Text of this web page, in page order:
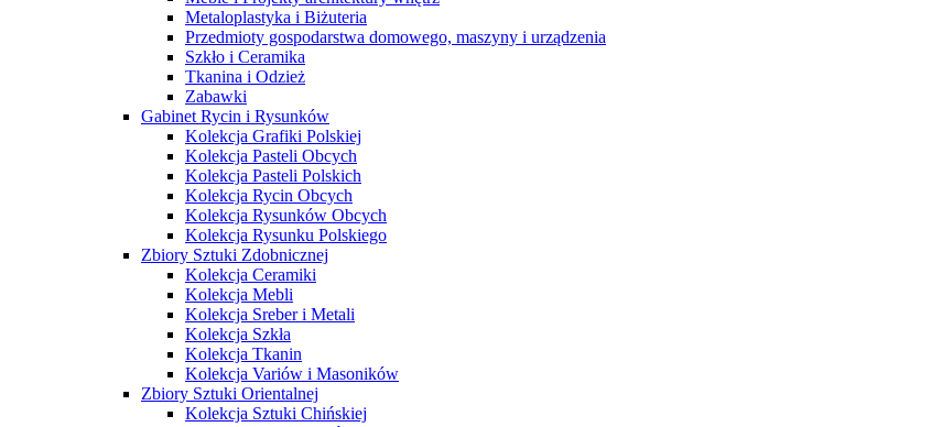
Metaloplastyka i Biżuteria
Przedmioty gospodarstwa domowego, maszyny i urządzenia
Szkło i Ceramika
Tkanina i Odzież
Zabawki
Gabinet Rycin i Rysunków
Kolekcja Grafiki Polskiej
Kolekcja Pasteli Obcych
Kolekcja Pasteli Polskich
Kolekcja Rycin Obcych
Kolekcja Rysunków Obcych
Kolekcja Rysunku Polskiego
Zbiory Sztuki Zdobnicznej
Kolekcja Ceramiki
Kolekcja Mebli
Kolekcja Sreber i Metali
Kolekcja Szkła
Kolekcja Tkanin
Kolekcja Variów i Masoników
Zbiory Sztuki Orientalnej
Kolekcja Sztuki Chińskiej